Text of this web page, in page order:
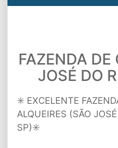
FAZENDA
JOSÉ DO
✳️ EXCELENTE
ALQUEIRES (SÃO
SP)✳️